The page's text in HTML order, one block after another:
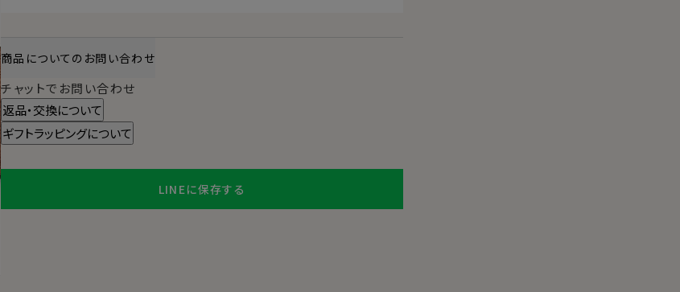
商品についてのお問い合わせ
チャットでお問い合わせ
返品・交換について
ギフトラッピングについて
LINEに保存する